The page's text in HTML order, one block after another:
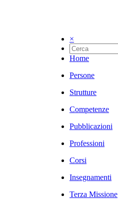
×
Home
Persone
Strutture
Competenze
Pubblicazioni
Professioni
Corsi
Insegnamenti
Terza Missione